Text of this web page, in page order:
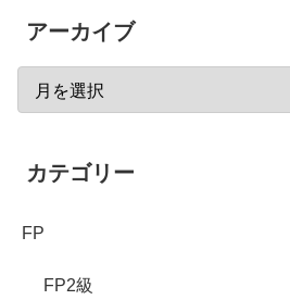
アーカイブ
カテゴリー
FP
FP2級